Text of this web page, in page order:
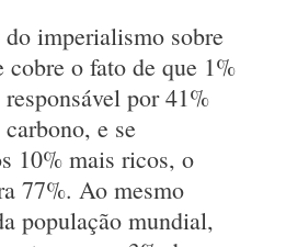
imperialismo sobre
cobre o fato de que 1%
por 41%
e se
10% mais ricos, o
77%. Ao mesmo
população mundial,